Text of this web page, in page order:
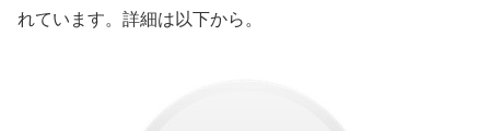
れています。詳細は以下から。